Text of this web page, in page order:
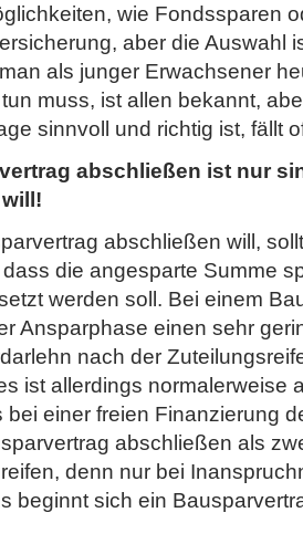
wie Fondssparen
aber die Auswahl
als junger Erwachsener
muss, ist allen bekannt,
sinnvoll und richtig ist, fällt
abschließen ist nur
abschließen will,
die angesparte Summe
werden soll. Bei einem
Ansparphase einen sehr
nach der
ist allerdings normalerweise
einer freien Finanzierung
abschließen als
denn nur bei
beginnt sich ein